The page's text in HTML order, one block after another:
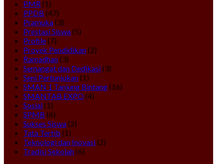
PMR (1)
PPDB (47)
Pramuka(3)
Prestasi Siswa(5)
Profile(7)
Proyek Pendidikan(2)
Ramadhan(3)
Semangat dan Dedikasi(3)
Seni Pertunjukan(1)
SMAN 1 Tanjung Bintang(16)
SMANTAB EXPO(4)
Sosial(1)
SPMB (6)
Sukses Siswa(2)
Tata Tertib (1)
Teknologi dan Inovasi(2)
Tradisi Sekolah(6)